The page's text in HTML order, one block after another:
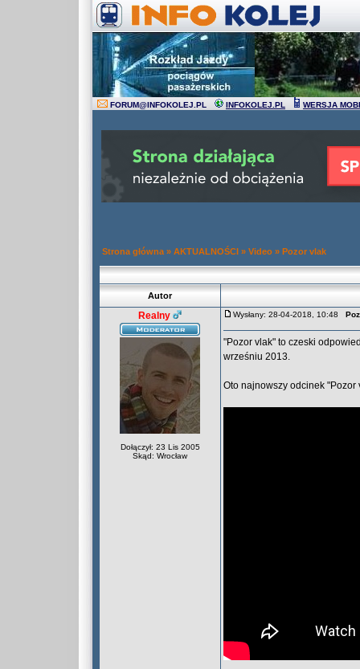
FORUM@INFOKOLEJ.PL INFOKOLEJ.PL WERSJA
Strona główna » AKTUALNOŚCI » Video » Pozor vlak
Autor
Realny
Dołączył: 23 Lis 2005
Skąd: Wrocław
Wysłany: 28-04-2018, 10:48
"Pozor vlak" to czeski
wrześniu 2013.
Oto najnowszy odcinek "Pozor